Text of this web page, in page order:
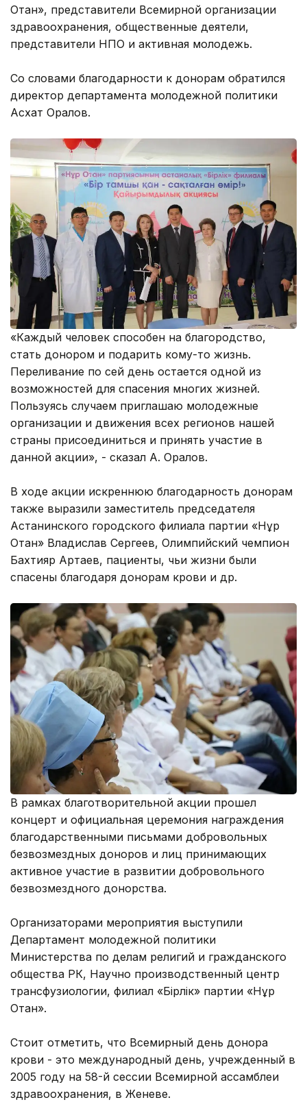
Отан», представители Всемирной организации
здравоохранения, общественные деятели,
представители НПО и активная молодежь.
Со словами благодарности к донорам обратился
директор департамента молодежной политики
Асхат Оралов.
«Каждый человек способен на благородство,
стать донором и подарить кому-то жизнь.
Переливание по сей день остается одной из
возможностей для спасения многих жизней.
Пользуясь случаем приглашаю молодежные
организации и движения всех регионов нашей
страны присоединиться и принять участие в
данной акции», - сказал А. Оралов.
В ходе акции искреннюю благодарность донорам
также выразили заместитель председателя
Астанинского городского филиала партии «Нұр
Отан» Владислав Сергеев, Олимпийский чемпион
Бахтияр Артаев, пациенты, чьи жизни были
спасены благодаря донорам крови и др.
В рамках благотворительной акции прошел
концерт и официальная церемония награждения
благодарственными письмами добровольных
безвозмездных доноров и лиц принимающих
активное участие в развитии добровольного
безвозмездного донорства.
Организаторами мероприятия выступили
Департамент молодежной политики
Министерства по делам религий и гражданского
общества РК, Научно производственный центр
трансфузиологии, филиал «Бірлік» партии «Нұр
Отан».
Стоит отметить, что Всемирный день донора
крови - это международный день, учрежденный в
2005 году на 58-й сессии Всемирной ассамблеи
здравоохранения, в Женеве.